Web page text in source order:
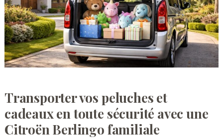
Transporter vos peluches et
cadeaux en toute sécurité avec une
Citroën Berlingo familiale